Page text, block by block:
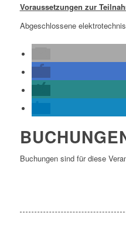
Voraussetzungen zur
Abgeschlossene
Buchungen sind für diese